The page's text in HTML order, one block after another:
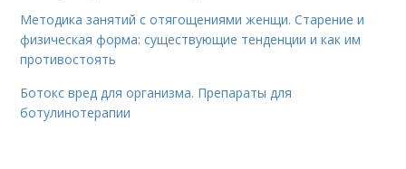
Методика занятий с отягощениями женщи. Старение и
физическая форма: существующие тенденции и как им
противостоять
Ботокс вред для организма. Препараты для
ботулинотерапии